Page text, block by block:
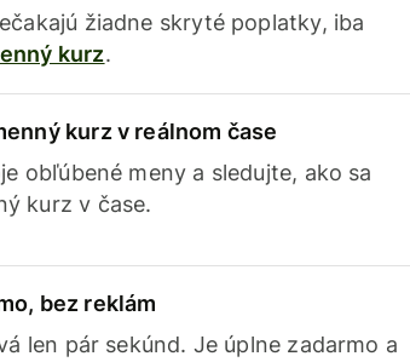
žiadne skryté poplatky, iba
kurz.
kurz v reálnom čase
obľúbené meny a sledujte, ako sa
kurz v čase.
bez reklám
len pár sekúnd. Je úplne zadarmo a